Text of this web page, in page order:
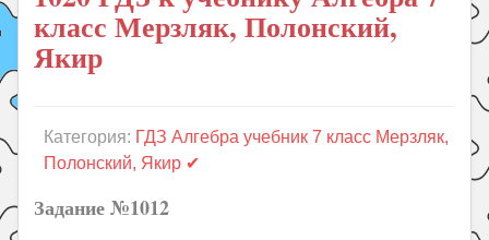
Подготовка к школе
Уроки
Праздники
Летом!
класс Мерзляк, Полонский,
Якир
Категория: ГДЗ Алгебра учебник 7 класс Мерзляк,
Полонский, Якир ✔
Задание №1012